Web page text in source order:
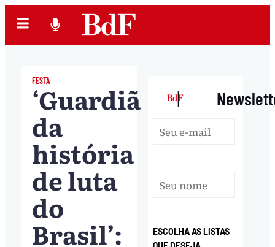
FESTA
‘Guardiã
da
história
de luta
do
Brasil’:
|
ESCOLHA AS LISTAS